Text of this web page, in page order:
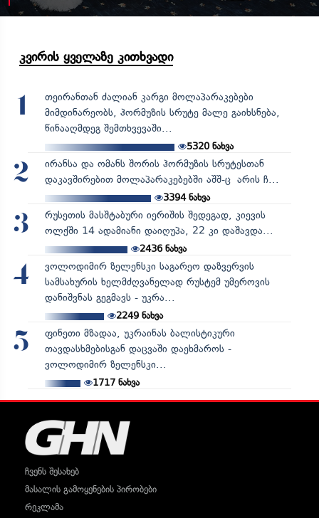
კვირის ყველაზე კითხვადი
1
თეირანთან ძალიან კარგი მოლაპარაკებები
მიმდინარეობს, ჰორმუზის სრუტე მალე გაიხსნება,
წინააღმდეგ შემთხვევაში...
5320ნახვა
2
ირანსა და ომანს შორის ჰორმუზის სრუტესთან
დაკავშირებით მოლაპარაკებებში აშშ-ც არის ჩ...
3394ნახვა
3
რუსეთის მასშტაბური იერიშის შედეგად, კიევის
ოლქში 14 ადამიანი დაიღუპა, 22 კი დაშავდა...
2436ნახვა
4
ვოლოდიმირ ზელენსკი საგარეო დაზვერვის
სამსახურის ხელმძღვანელად რუსტემ უმეროვის
დანიშვნას გეგმავს - უკრა...
2249ნახვა
5
ფინეთი მზადაა, უკრაინას ბალისტიკური
თავდასხმებისგან დაცვაში დაეხმაროს -
ვოლოდიმირ ზელენსკი...
1717ნახვა
ჩვენს შესახებ
მასალის გამოყენების პირობები
რეკლამა